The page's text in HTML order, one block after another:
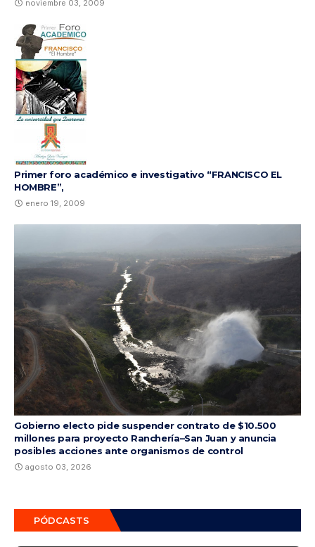
noviembre 03, 2009
Primer foro académico e investigativo “FRANCISCO EL
HOMBRE”,
enero 19, 2009
Gobierno electo pide suspender contrato de $10.500
millones para proyecto Ranchería–San Juan y anuncia
posibles acciones ante organismos de control
agosto 03, 2026
PÓDCASTS